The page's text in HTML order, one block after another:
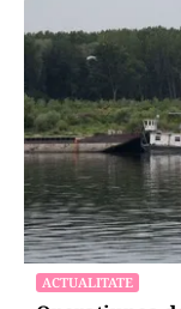
ACTUALITATE